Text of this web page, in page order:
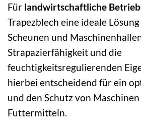
Für landwirtschaftliche
Trapezblech eine ideale
Scheunen und
Strapazierfähigkeit und die
feuchtigkeitsregulierenden
hierbei entscheidend für ein
und den Schutz von
Futtermitteln.